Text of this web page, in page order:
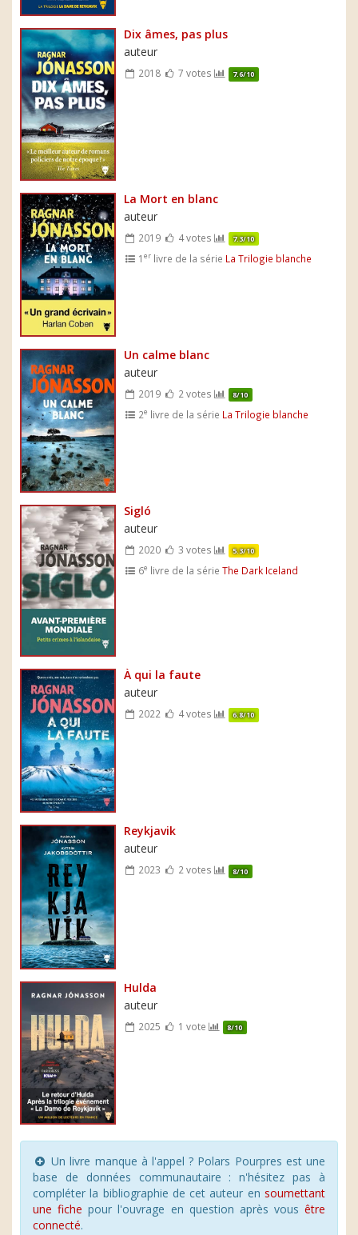
Dix âmes, pas plus
auteur
2018 7 votes 7.6/10
La Mort en blanc
auteur
2019 4 votes 7.3/10
1er livre de la série La Trilogie blanche
Un calme blanc
auteur
2019 2 votes 8/10
2e livre de la série La Trilogie blanche
Sigló
auteur
2020 3 votes 5.3/10
6e livre de la sérieThe Dark Iceland
À qui la faute
auteur
2022 4 votes 6.8/10
Reykjavik
auteur
2023 2 votes 8/10
Hulda
auteur
2025 1 vote 8/10
Un livre manque à l'appel ? Polars Pourpres est une
base de données communautaire : n'hésitez pas à
compléter la bibliographie de cet auteur en soumettant
une fiche pour l'ouvrage en question après vous être
connecté.